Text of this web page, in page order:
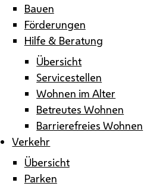
Bauen
Förderungen
Hilfe & Beratung
Übersicht
Servicestellen
Wohnen im Alter
Betreutes Wohnen
Barrierefreies Wohnen
Verkehr
Übersicht
Parken